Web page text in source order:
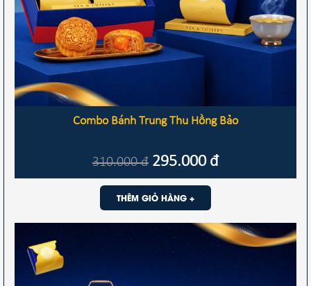
Combo Bánh Trung Thu Hồng Bảo
310.000đ 295.000 đ
THÊM GIỎ HÀNG +